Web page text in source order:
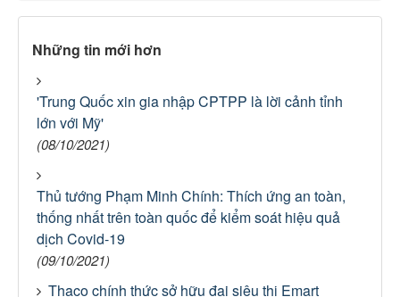
Những tin mới hơn
'Trung Quốc xin gia nhập CPTPP là lời cảnh tỉnh
lớn với Mỹ'
(08/10/2021)
Thủ tướng Phạm Minh Chính: Thích ứng an toàn,
thống nhất trên toàn quốc để kiểm soát hiệu quả
dịch Covid-19
(09/10/2021)
Thaco chính thức sở hữu đại siêu thị Emart